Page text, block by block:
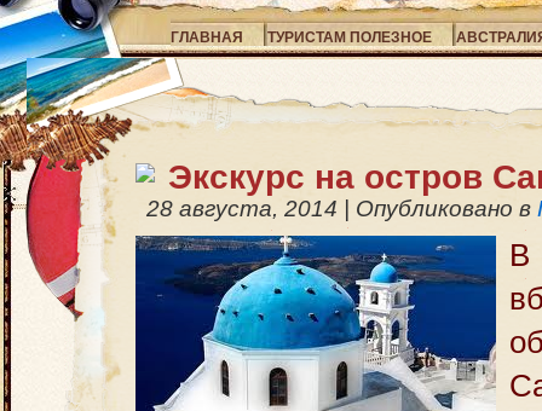
ГЛАВНАЯ ТУРИСТАМ ПОЛЕЗНОЕ
Экскурс на остров
28 августа, 2014 Опубликовано в
В